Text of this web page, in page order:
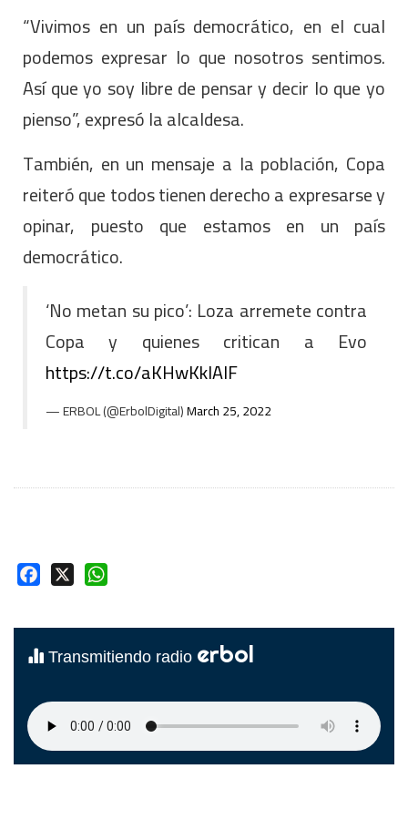
“Vivimos en un país democrático, en el cual
podemos expresar lo que nosotros sentimos.
Así que yo soy libre de pensar y decir lo que yo
pienso”, expresó la alcaldesa.
También, en un mensaje a la población, Copa
reiteró que todos tienen derecho a expresarse y
opinar, puesto que estamos en un país
democrático.
‘No metan su pico’: Loza arremete contra
Copa y quienes critican a Evo
https://t.co/aKHwKkIAlF
— ERBOL (@ErbolDigital)March 25, 2022
Facebook
Transmitiendo radio erbol